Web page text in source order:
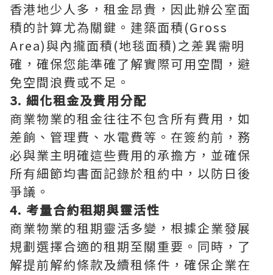
香港地少人多，租金昂貴，因此辦公室面
積的計算尤為關鍵。建築面積(Gross
Area)與內攏面積(地毯面積)之差異需明
確，確保您能準確了解實際可用空間，避
免空間浪費或不足。
3. 細化租金及費用分配
商業物業的租金往往不包含所有費用，如
差餉、管理費、水電費等。在簽約前，務
必與業主明確這些費用的承擔方，並確保
所有細節均書面記錄於租約中，以防日後
爭議。
4. 考量合約租期與靈活性
商業物業的租期靈活多變，根據企業發展
規劃選擇合適的租期至關重要。同時，了
解提前解約條款及續租條件，確保企業在